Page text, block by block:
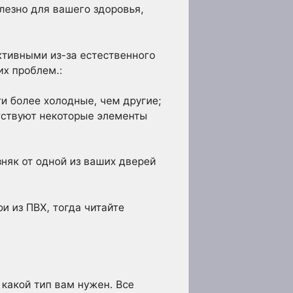
для вашего здоровья,
из-за естественного
проблем.:
более холодные, чем другие;
некоторые элементы
от одной из ваших дверей
из ПВХ, тогда читайте
тип вам нужен. Все